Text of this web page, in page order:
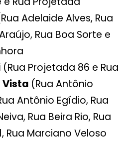
Adelaide Alves, Rua
Rua Boa Sorte e
(Rua Projetada 86 e Rua
Vista (Rua Antônio
Antônio Egídio, Rua
Rua Beira Rio, Rua
Rua Marciano Veloso